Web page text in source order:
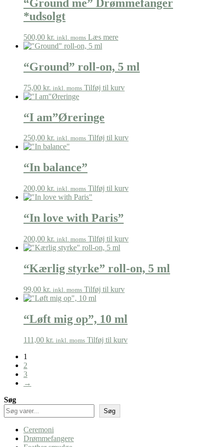
“Ground me” Drømmefanger
*udsolgt
500,00 kr. inkl. moms Læs mere
“Ground” roll-on, 5 ml
75,00 kr. inkl. moms Tilføj til kurv
“I am”Øreringe
250,00 kr. inkl. moms Tilføj til kurv
“In balance”
200,00 kr. inkl. moms Tilføj til kurv
“In love with Paris”
200,00 kr. inkl. moms Tilføj til kurv
“Kærlig styrke” roll-on, 5 ml
99,00 kr. inkl. moms Tilføj til kurv
“Løft mig op”, 10 ml
111,00 kr. inkl. moms Tilføj til kurv
1
2
3
→
Søg
Søg
Ceremoni
Drømmefangere